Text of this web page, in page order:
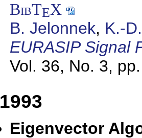
BibTEX
B. Jelonnek, K.-
EURASIP Signal
Vol. 36, No. 3,
1993
Eigenvector